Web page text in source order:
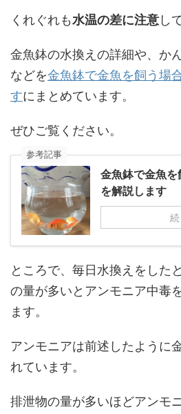
くれぐれも水温の差に注意し
金魚鉢の水換えの詳細や、か
などを金魚鉢で金魚を飼う場
すにまとめています。
ぜひご覧ください。
参考記事
金魚鉢で金魚を
を解説します
ところで、毎日水換えをした
の量が多いとアンモニア中毒
ます。
アンモニアは前述したように
れています。
排泄物の量が多いほどアンモ